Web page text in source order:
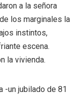
a la señora
los marginales la
instintos,
escena.
la vivienda.
-un jubilado de 81